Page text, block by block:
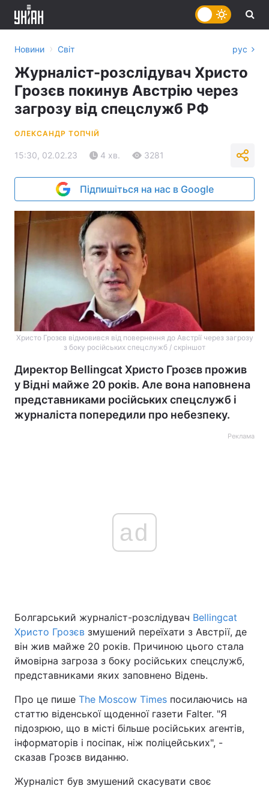
Україна Політика
Економіка Світ
Техно і зв'язок Лайт
Інциденти
Здоров'я Туризм
Цікавинки
Новини › Світ рус
Журналіст-розслідувач Христо
Грозєв покинув Австрію через
загрозу від спецслужб РФ
ОЛЕКСАНДР ТОПЧІЙ
15:30, 02.02.23 4 хв. 3281
Підпишіться на нас в Google
Христо Грозєв відмовився від повернення до Австрії через загрозу
з боку російських спецслужб / скріншот
Директор Bellingcat Христо Грозєв прожив
у Відні майже 20 років. Але вона наповнена
представниками російських спецслужб і
журналіста попередили про небезпеку.
Реклама
ad
Болгарський журналіст-розслідувач Bellingcat
Христо Грозєв змушений переїхати з Австрії, де
він жив майже 20 років. Причиною цього стала
ймовірна загроза з боку російських спецслужб,
представниками яких заповнено Відень.
Про це пише The Moscow Times посилаючись на
статтю віденської щоденної газети Falter. "Я
підозрюю, що в місті більше російських агентів,
інформаторів і посіпак, ніж поліцейських", -
сказав Грозєв виданню.
Журналіст був змушений скасувати своє